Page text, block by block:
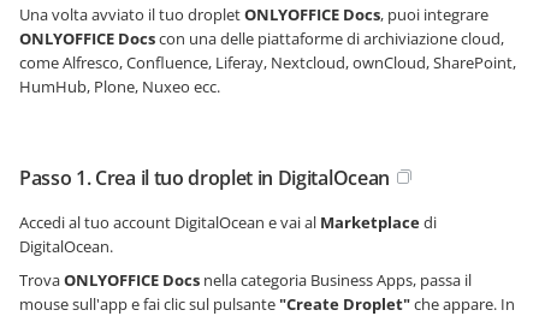
Una volta avviato il tuo dropletONLYOFFICE Docs, puoi integrare
ONLYOFFICE Docscon una delle piattaforme di archiviazione cloud,
come Alfresco, Confluence, Liferay, Nextcloud, ownCloud, SharePoint,
HumHub, Plone, Nuxeo ecc.
Passo 1. Crea il tuo droplet in DigitalOcean
Accedi al tuo account DigitalOcean e vai al Marketplacedi
DigitalOcean.
TrovaONLYOFFICE Docs nella categoria Business Apps, passa il
mouse sull'app e fai clic sul pulsante"Create Droplet"che appare. In